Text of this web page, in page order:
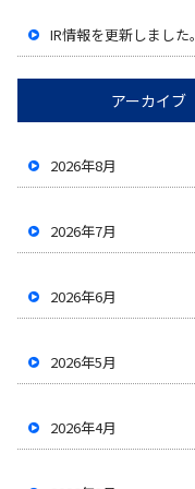
IR情報を更新しました。
アーカイブ
2026年8月
2026年7月
2026年6月
2026年5月
2026年4月